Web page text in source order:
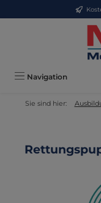
Zum Hauptinhalt springen
Navigation
Sie sind hier: